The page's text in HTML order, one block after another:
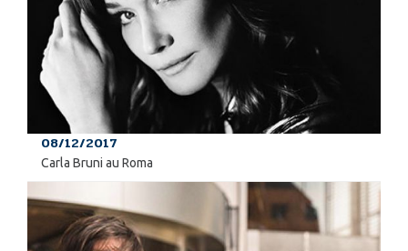
08/12/2017
Carla Bruni au Roma